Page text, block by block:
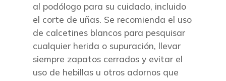
al podólogo para su cuidado, incluido
el corte de uñas. Se recomienda el uso
de calcetines blancos para pesquisar
cualquier herida o supuración, llevar
siempre zapatos cerrados y evitar el
uso de hebillas u otros adornos que